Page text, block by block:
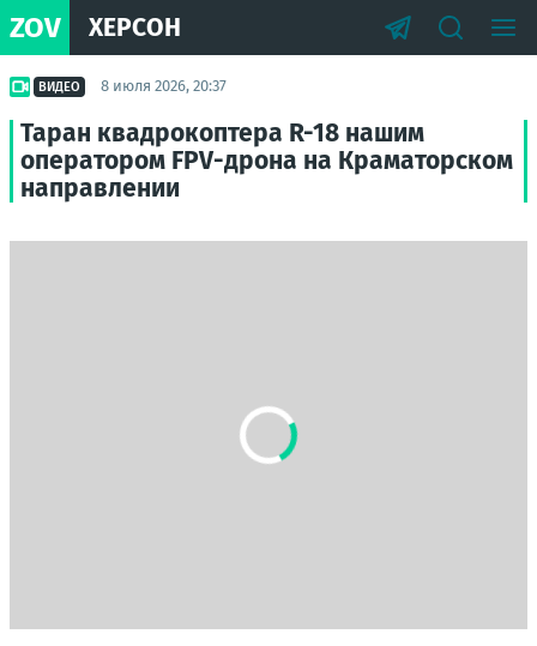
ZOV ХЕРСОН
ВИДЕО 8 июля 2026, 20:37
Таран квадрокоптера R-18 нашим
оператором FPV-дрона на Краматорском
направлении